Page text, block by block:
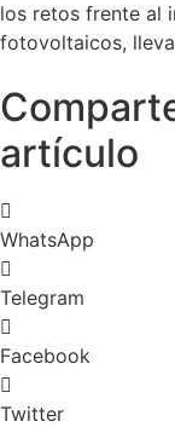
los retos frente al
fotovoltaicos,
artículo
WhatsApp
Telegram
Facebook
Twitter